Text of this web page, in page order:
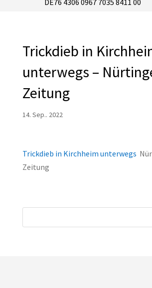
DE76 4306 0967 7035 8411 00
Trickdieb in
unterwegs –
Zeitung
14. Sep.. 2022
Trickdieb in Kirchheim unterwegs
Zeitung